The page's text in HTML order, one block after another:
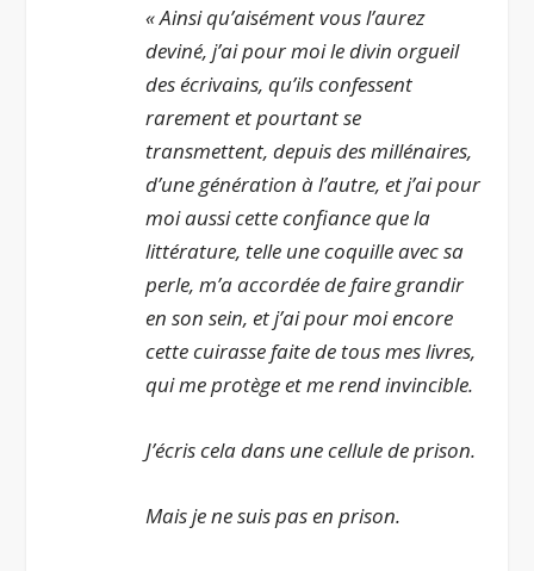
« Ainsi qu’aisément vous l’aurez
deviné, j’ai pour moi le divin orgueil
des écrivains, qu’ils confessent
rarement et pourtant se
transmettent, depuis des millénaires,
d’une génération à l’autre, et j’ai pour
moi aussi cette confiance que la
littérature, telle une coquille avec sa
perle, m’a accordée de faire grandir
en son sein, et j’ai pour moi encore
cette cuirasse faite de tous mes livres,
qui me protège et me rend invincible.
J’écris cela dans une cellule de prison.
Mais je ne suis pas en prison.